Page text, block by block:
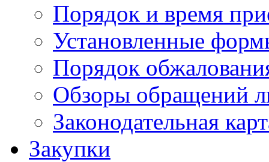
Порядок и время
Установленные
Порядок
Обзоры обращений
Законодательная
Закупки